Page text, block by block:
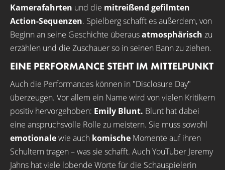
Kamerafahrten und die mitreißend gefilmten
Action-Sequenzen. Spielberg schafft es außerdem, von
Beginn an seine Geschichte überausatmosphärisch zu
erzählen und die Zuschauer so in seinen Bann zu ziehen.
EINE PERFORMANCE STEHT IM MITTELPUNKT
Auch die Performances können in "Disclosure Day"
überzeugen. Vor allem ein Name wird von vielen Kritikern
positiv hervorgehoben: Emily Blunt. Blunt hat dabei
eine anspruchsvolle Rolle zu meistern. Sie muss sowohl
emotionalewie auch komische Momente auf ihren
Schultern tragen – was sie schafft. Auch YouTuber Jeremy
Jahns hat viele lobende Worte für die Schauspielerin